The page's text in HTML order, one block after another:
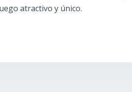
atractivo y único.